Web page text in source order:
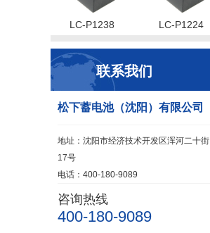
LC-P1238 LC-P1224
联系我们
松下蓄电池（沈阳）有限公司
地址：沈阳市经济技术开发区浑河二十街
17号
电话：400-180-9089
咨询热线
400-180-9089